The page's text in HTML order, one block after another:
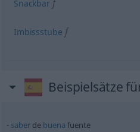
Snackbarf
Imbissstube f
Beispielsätze
saberde buena fuente